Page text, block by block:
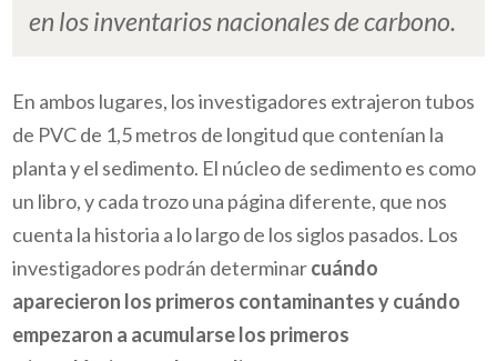
en los inventarios nacionales de carbono.
En ambos lugares, los investigadores extrajeron tubos
de PVC de 1,5 metros de longitud que contenían la
planta y el sedimento. El núcleo de sedimento es como
un libro, y cada trozo una página diferente, que nos
cuenta la historia a lo largo de los siglos pasados. Los
investigadores podrán determinarcuándo
aparecieron los primeros contaminantes y cuándo
empezaron a acumularse los primeros